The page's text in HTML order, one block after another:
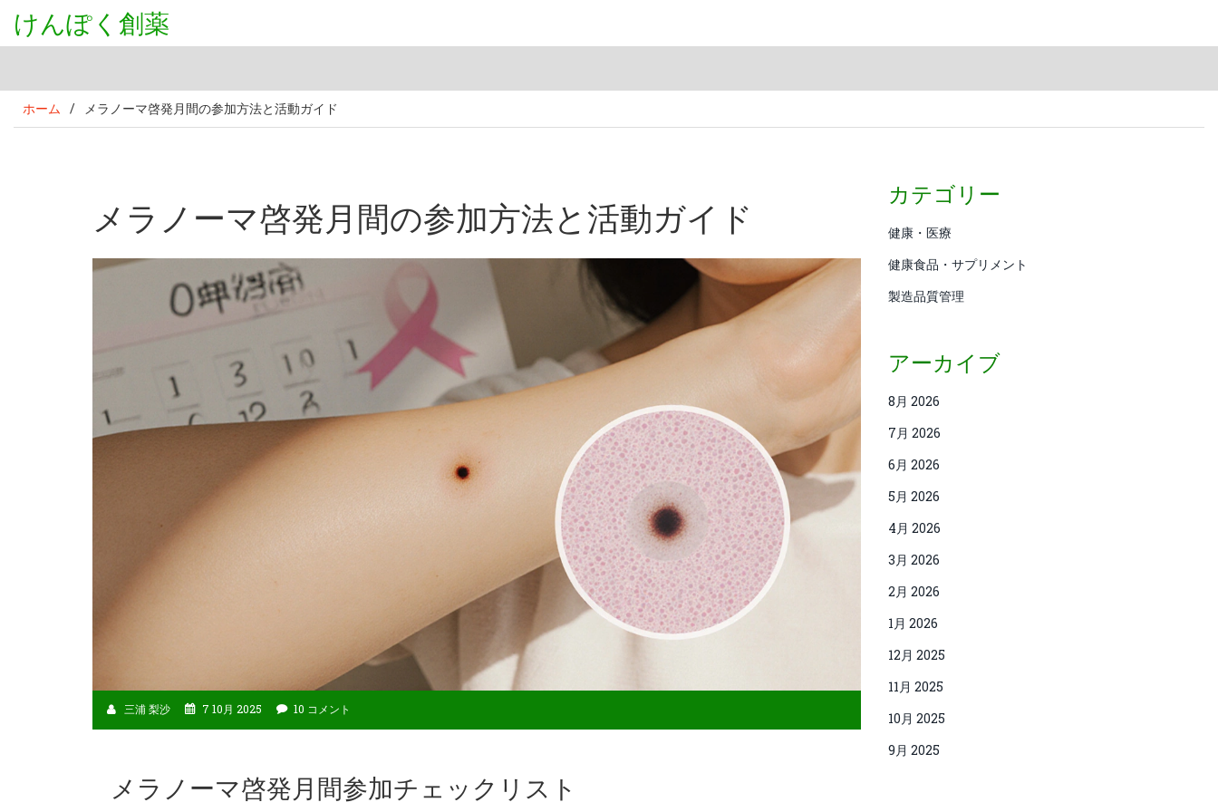
けんぽく創薬
ホーム / メラノーマ啓発月間の参加方法と活動ガイド
メラノーマ啓発月間の参加方法と活動ガイド
三浦 梨沙 7 10月 2025 10 コメント
メラノーマ啓発月間参加チェックリスト
カテゴリー
健康・医療
健康食品・サプリメント
製造品質管理
アーカイブ
8月 2026
7月 2026
6月 2026
5月 2026
4月 2026
3月 2026
2月 2026
1月 2026
12月 2025
11月 2025
10月 2025
9月 2025